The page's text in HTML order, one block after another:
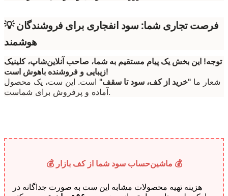
💡 فرصت تجاری شما: سود انفجاری برای فروشندگان
هوشمند
توجه! این بخش یک پیام مستقیم به شما، صاحب آنلاین‌شاپ، کلینیک
زیبایی و فروشنده باهوش است!
شعار ما "خرید از کف، سود تا سقف" است. این ست، یک محصول
آماده و پرفروش برای شماست.
💰 ماشین‌حساب سود شما از کف بازار 💰
هزینه تهیه محصولات مشابه این ست به صورت جداگانه در